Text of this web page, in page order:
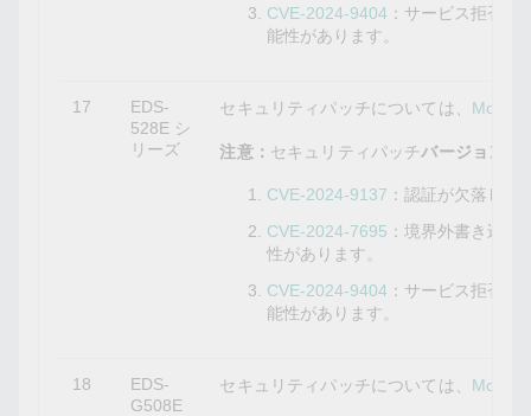
CVE-2024-9404 ：サービス拒否
能性があります。
17
EDS-
528E シ
リーズ
セキュリティパッチについては、 Moxa
注意： セキュリティパッチバージョン
CVE-2024-9137 ：認証が欠落し
CVE-2024-7695 ：境界外書き込
性があります。
CVE-2024-9404 ：サービス拒否
能性があります。
18
EDS-
G508E
セキュリティパッチについては、 Moxa